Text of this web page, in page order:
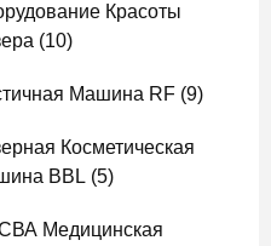
Красоты
(10)
Машина RF (9)
Косметическая
BBL (5)
Медицинская